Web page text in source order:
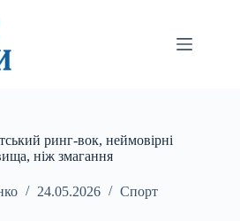
ринг-вок, неймовірні
ніж змагання
24.05.2026 Спорт